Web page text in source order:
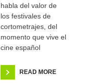
habla del valor de
los festivales de
cortometrajes, del
momento que vive el
cine español
READ MORE